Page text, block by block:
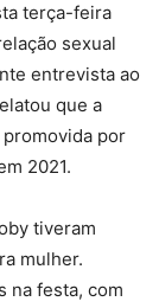
terça-feira
sexual
entrevista ao
que a
por
2021.
tiveram
mulher.
na festa, com